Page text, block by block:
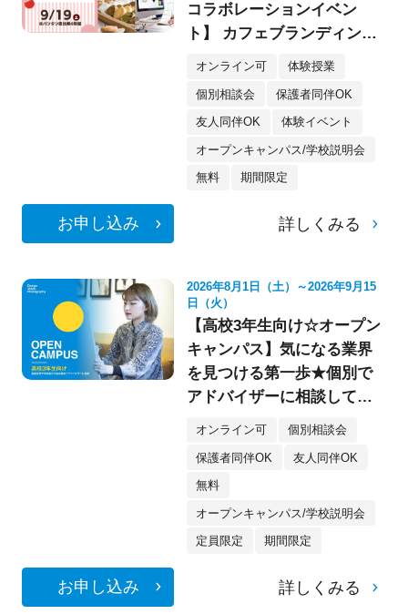
コラボレーションイベン
ト】 カフェブランディング
ワークショップ〈デザイ
オンライン可 体験授業
個別相談会 保護者同伴OK
友人同伴OK 体験イベント
オープンキャンパス/学校説明会
無料 期間限定
お申し込み 詳しくみる
2026年8月1日（土）～2026年9月15
日（火）
【高校3年生向け☆オープン
キャンパス】気になる業界
を見つける第一歩★個別で
アドバイザーに相談してみ
オンライン可 個別相談会
保護者同伴OK 友人同伴OK
無料
オープンキャンパス/学校説明会
定員限定 期間限定
お申し込み 詳しくみる